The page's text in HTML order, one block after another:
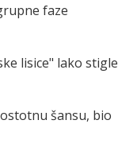
faze
lisice" lako stigle
šansu, bio